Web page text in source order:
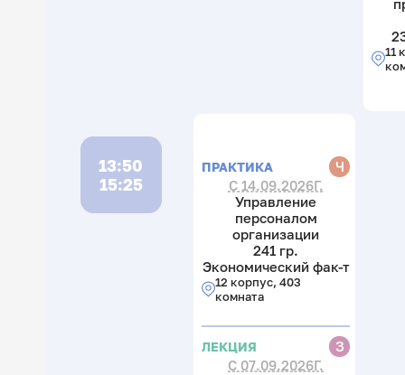
11
13:50
15:25
ПРАКТИКА
Ч
С 14.09.2026Г.
Управление
персоналом
организации
241 гр.
Экономический фак-т
12 корпус, 403
комната
ЛЕКЦИЯ
З
С 07.09.2026Г.